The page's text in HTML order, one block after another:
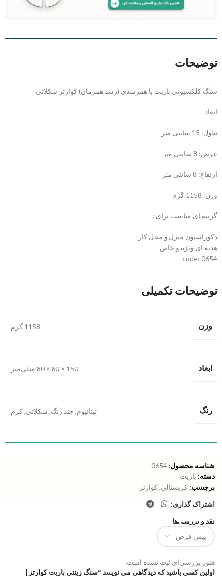
توضیحات
سنگ کلکسیونی باریت با همرشدی (رشد همزمان) کوارتز شکلاتی
ابعاد
طول: 15 سانتی متر
عرض: 8 سانتی متر
ارتفاع: 8 سانتی متر
وزن: 1158 گرم
گزینه ای مناسب برای :
دکوراسیون منزل و محل کار
هدیه ای ویژه و خاص
code: 0654
توضیحات تکمیلی
وزن 1158 گرم
ابعاد 150 × 80 × 80 میلی‌متر
رنگ تیتانیوم, چند رنگ, شکلاتی,کرم
شناسه محصول: 0654
دسته: باریت
برچسب: کریستالی,کوارتز
اشتراک گذاری:
نقد و بررسی‌ها
هنوز بررسی‌ای ثبت نشده است.
اولین کسی باشید که دیدگاهی می نویسد “سنگ زینتی باریت کوارتز |